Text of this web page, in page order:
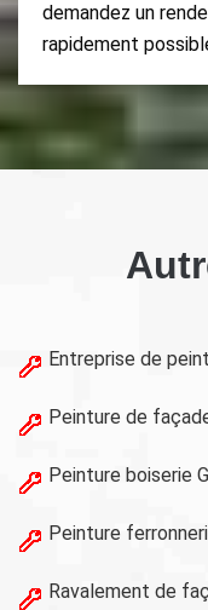
demandez un
rapidement
Entreprise de
Peinture de
Peinture boiserie
Peinture
Ravalement de